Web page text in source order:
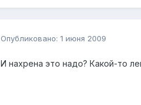
Опубликовано: 1 июня 2009
И нахрена это надо? Какой-то